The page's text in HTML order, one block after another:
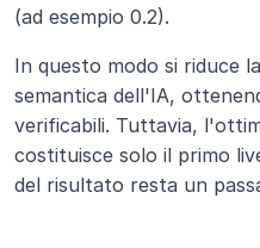
(ad esempio 0.2).
In questo modo si riduce
semantica dell'IA,
verificabili. Tuttavia,
costituisce solo il primo
del risultato resta un